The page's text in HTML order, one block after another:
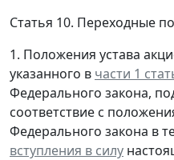
Статья 10. Переходные
1. Положения устава
указанного в части 1
Федерального закона,
соответствие с
Федерального закона в
вступления в силу